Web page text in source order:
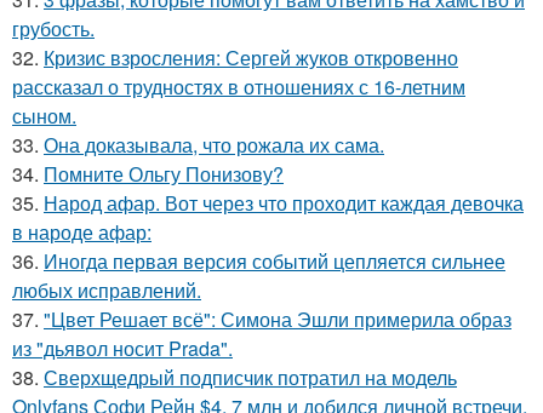
грубость.
32. Кризис взросления: Сергей жуков откровенно
рассказал о трудностях в отношениях с 16-летним
сыном.
33. Она доказывала, что рожала их сама.
34. Помните Ольгу Понизову?
35. Народ афар. Вот через что проходит каждая девочка
в народе афар:
36. Иногда первая версия событий цепляется сильнее
любых исправлений.
37. "Цвет Решает всё": Симона Эшли примерила образ
из "дьявол носит Prada".
38. Сверхщедрый подписчик потратил на модель
Onlyfans Софи Рейн $4, 7 млн и добился личной встречи.